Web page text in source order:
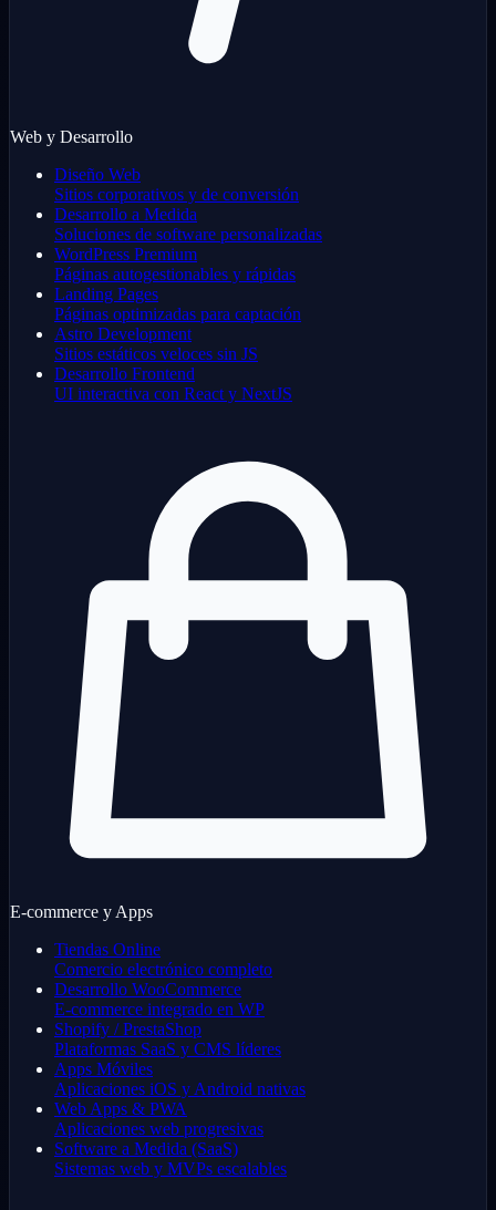
Web y Desarrollo
Diseño Web
Sitios corporativos y de conversión
Desarrollo a Medida
Soluciones de software personalizadas
WordPress Premium
Páginas autogestionables y rápidas
Landing Pages
Páginas optimizadas para captación
Astro Development
Sitios estáticos veloces sin JS
Desarrollo Frontend
UI interactiva con React y NextJS
E-commerce y Apps
Tiendas Online
Comercio electrónico completo
Desarrollo WooCommerce
E-commerce integrado en WP
Shopify / PrestaShop
Plataformas SaaS y CMS líderes
Apps Móviles
Aplicaciones iOS y Android nativas
Web Apps & PWA
Aplicaciones web progresivas
Software a Medida (SaaS)
Sistemas web y MVPs escalables